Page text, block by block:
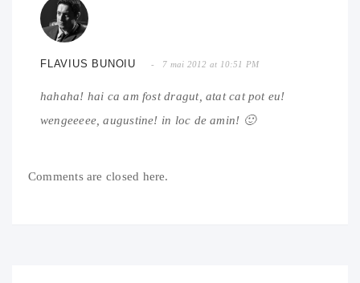
FLAVIUS BUNOIU 7 mai 2012 at 10:51 PM
hahaha! hai ca am fost dragut, atat cat pot eu!
wengeeeee, augustine! in loc de amin! 🙂
Comments are closed here.